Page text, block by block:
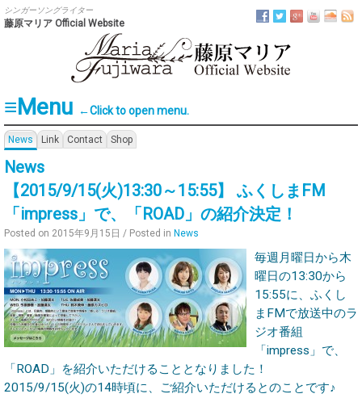
シンガーソングライター
藤原マリア Official Website
Menu ←Click to open menu.
Skip to content
News Link Contact Shop
News
【2015/9/15(火)13:30～15:55】 ふくしまFM
「impress」で、「ROAD」の紹介決定！
Posted on 2015年9月15日 / Posted in News
毎週月曜日から木
曜日の13:30から
15:55に、ふくし
まFMで放送中のラ
ジオ番組
「impress」で、
「ROAD」を紹介いただけることとなりました！
2015/9/15(火)の14時頃に、ご紹介いただけるとのことです♪